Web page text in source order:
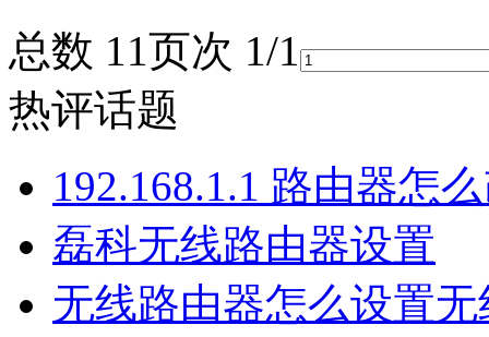
总数 11页次 1/1
热评话题
192.168.1.1 路由器怎
磊科无线路由器设置
无线路由器怎么设置